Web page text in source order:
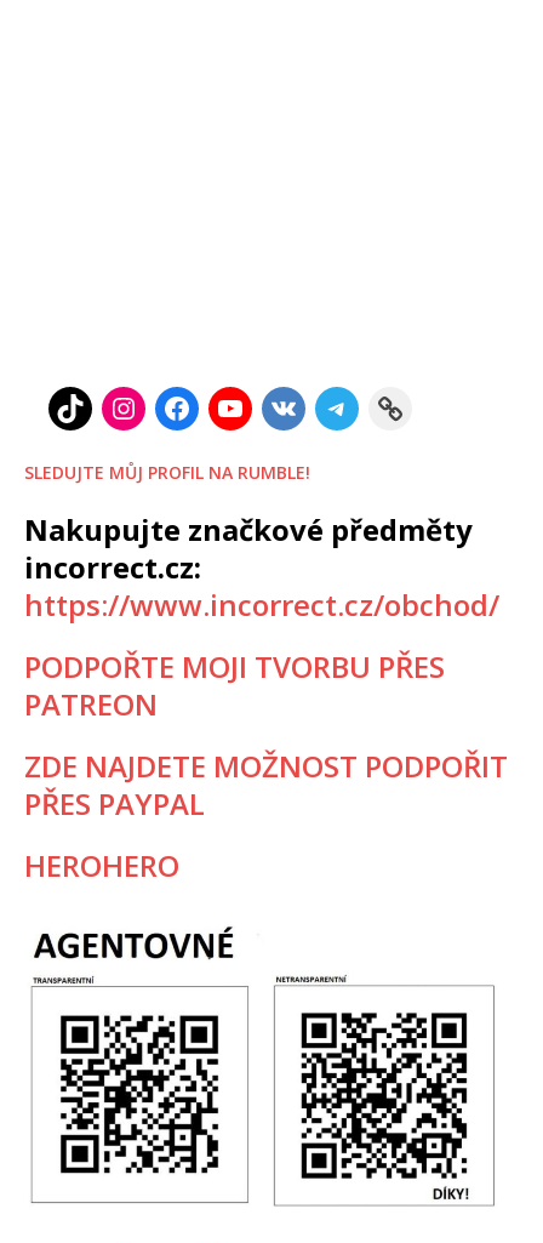
SLEDUJTE MŮJ PROFIL NA RUMBLE!
Nakupujte značkové předměty
incorrect.cz:
https://www.incorrect.cz/obchod/
PODPOŘTE MOJI TVORBU PŘES
PATREON
ZDE NAJDETE MOŽNOST PODPOŘIT
PŘES PAYPAL
HEROHERO